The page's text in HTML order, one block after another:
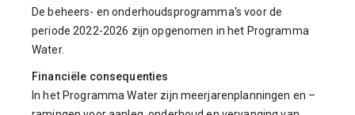
De beheers- en onderhoudsprogramma's voor de
periode 2022-2026 zijn opgenomen in het Programma
Water.
Financiële consequenties
In het Programma Water zijn meerjarenplanningen en –